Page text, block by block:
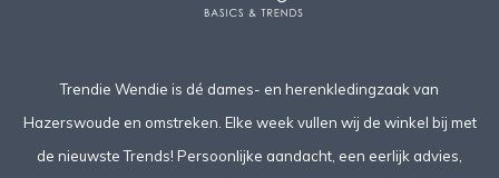
Trendie Wendie is dé dames- en herenkledingzaak van
Hazerswoude en omstreken. Elke week vullen wij de winkel bij met
de nieuwste Trends! Persoonlijke aandacht, een eerlijk advies,